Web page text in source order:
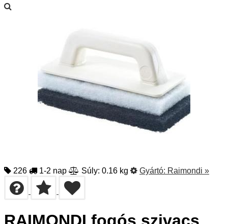
226 1-2 nap Súly: 0.16 kg Gyártó: Raimondi »
RAIMONDI fogós szivacs